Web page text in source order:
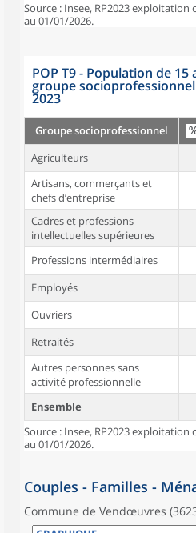
Source : Insee, RP2023
au 01/01/2026.
POP T9 - Population de
groupe
2023
Groupe socioprofessionnel
Agriculteurs
Artisans, commerçants et
chefs d’entreprise
Cadres et professions
intellectuelles supérieures
Professions intermédiaires
Employés
Ouvriers
Retraités
Autres personnes sans
activité professionnelle
Ensemble
Source : Insee, RP2023
au 01/01/2026.
Couples - Familles -
Commune de Vendœuvres